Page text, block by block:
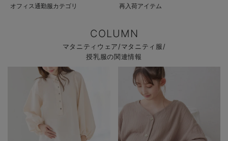
オフィス通勤服カテゴリ 再入荷アイテム
COLUMN
マタニティウェア/マタニティ服/
授乳服の関連情報